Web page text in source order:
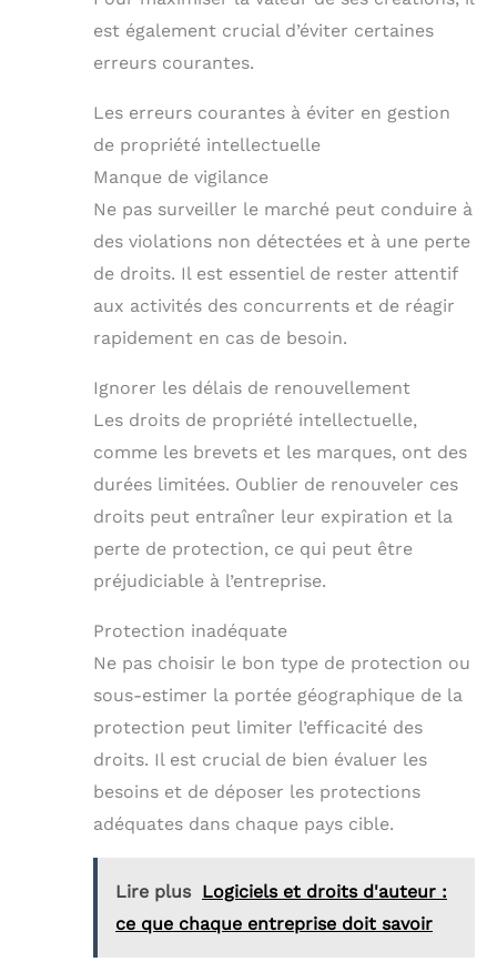
est également crucial d’éviter certaines
erreurs courantes.
Les erreurs courantes à éviter en gestion
de propriété intellectuelle
Manque de vigilance
Ne pas surveiller le marché peut conduire à
des violations non détectées et à une perte
de droits. Il est essentiel de rester attentif
aux activités des concurrents et de réagir
rapidement en cas de besoin.
Ignorer les délais de renouvellement
Les droits de propriété intellectuelle,
comme les brevets et les marques, ont des
durées limitées. Oublier de renouveler ces
droits peut entraîner leur expiration et la
perte de protection, ce qui peut être
préjudiciable à l’entreprise.
Protection inadéquate
Ne pas choisir le bon type de protection ou
sous-estimer la portée géographique de la
protection peut limiter l’efficacité des
droits. Il est crucial de bien évaluer les
besoins et de déposer les protections
adéquates dans chaque pays cible.
Lire plus Logiciels et droits d'auteur :
ce que chaque entreprise doit savoir